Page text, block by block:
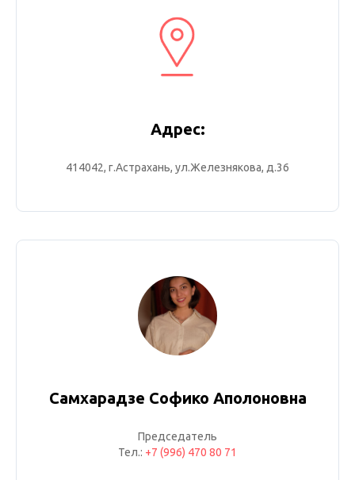
Адрес:
414042, г.Астрахань, ул.Железнякова, д.36
Самхарадзе Софико Аполоновна
Председатель
Тел.: +7 (996) 470 80 71